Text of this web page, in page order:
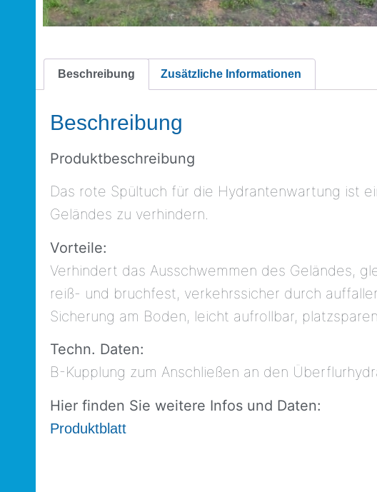
Beschreibung Zusätzliche Informationen
Beschreibung
Produktbeschreibung
Das rote Spültuch für die Hydrantenwartung ist
Geländes zu verhindern.
Vorteile:
Verhindert das Ausschwemmen des Geländes,
reiß- und bruchfest, verkehrssicher durch
Sicherung am Boden, leicht aufrollbar,
Techn. Daten:
B-Kupplung zum Anschließen an den
Hier finden Sie weitere Infos und Daten:
Produktblatt